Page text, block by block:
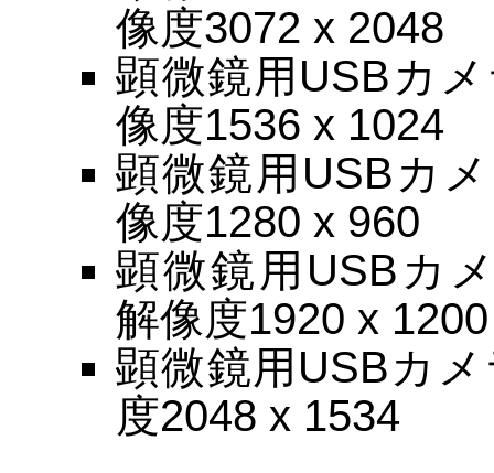
像度3072 x 2048
顕微鏡用USBカ
像度1536 x 1024
顕微鏡用USBカ
像度1280 x 960
顕微鏡用USBカ
解像度1920 x 1200
顕微鏡用USBカ
度2048 x 1534